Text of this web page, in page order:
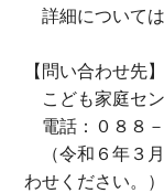
詳細については
【問い合わせ先】
こども家庭セン
電話：０８８
（令和６年３
わせください。）